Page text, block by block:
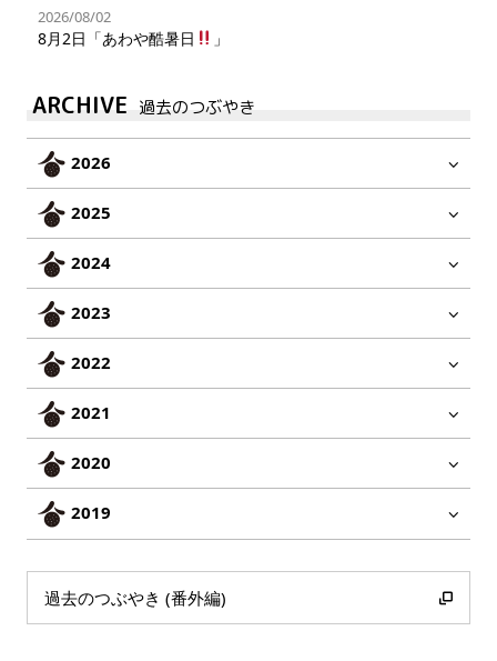
2026/08/02
8月2日「あわや酷暑日 」
ARCHIVE 過去のつぶやき
2026
2025
2024
2023
2022
2021
2020
2019
過去のつぶやき (番外編)